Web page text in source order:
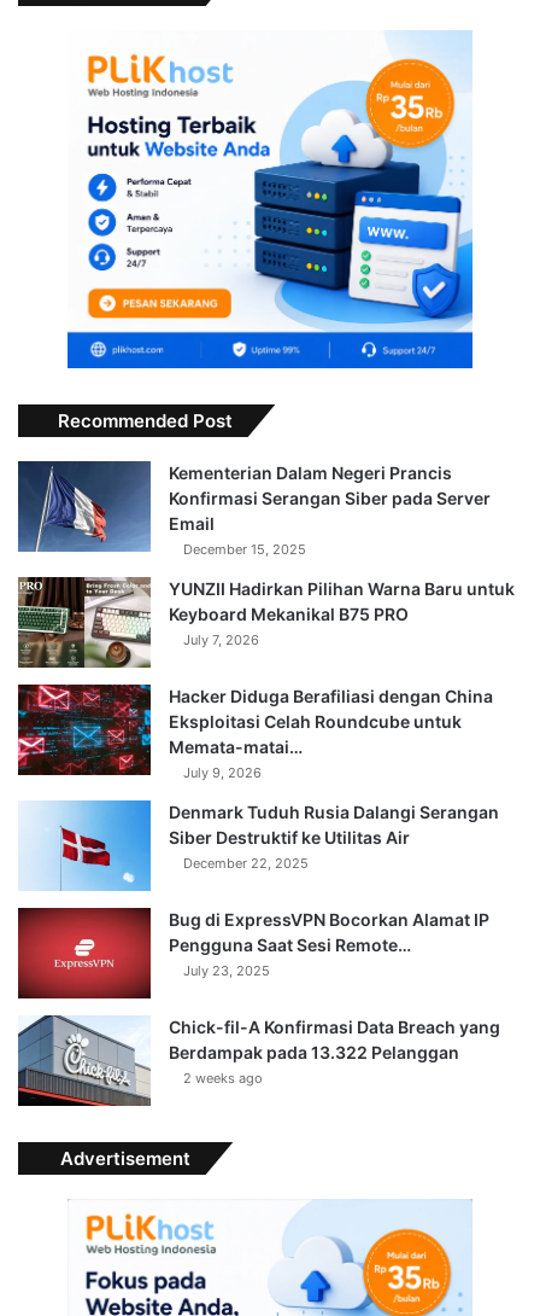
Recommended Post
Kementerian Dalam Negeri Prancis
Konfirmasi Serangan Siber pada Server
Email
December 15, 2025
YUNZII Hadirkan Pilihan Warna Baru untuk
Keyboard Mekanikal B75 PRO
July 7, 2026
Hacker Diduga Berafiliasi dengan China
Eksploitasi Celah Roundcube untuk
Memata-matai…
July 9, 2026
Denmark Tuduh Rusia Dalangi Serangan
Siber Destruktif ke Utilitas Air
December 22, 2025
Bug di ExpressVPN Bocorkan Alamat IP
Pengguna Saat Sesi Remote…
July 23, 2025
Chick-fil-A Konfirmasi Data Breach yang
Berdampak pada 13.322 Pelanggan
2 weeks ago
Advertisement